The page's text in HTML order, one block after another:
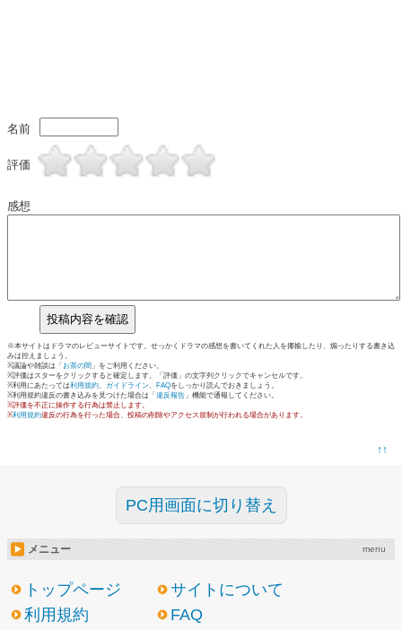
名前
評価
感想
※本サイトはドラマのレビューサイトです。せっかくドラマの感想を書いてくれた人を揶揄したり、煽ったりする書き込
みは控えましょう。
※議論や雑談は「 お茶の間 」をご利用ください。
※評価はスターをクリックすると確定します。「評価」の文字列クリックでキャンセルです。
※利用にあたっては利用規約、 ガイドライン、 FAQをしっかり読んでおきましょう。
※利用規約違反の書き込みを見つけた場合は「 違反報告 」機能で通報してください。
※評価を不正に操作する行為は禁止します。
※利用規約違反の行為を行った場合、投稿の削除やアクセス規制が行われる場合があります。
↑↑
PC用画面に切り替え
メニュー menu
トップページ
サイトについて
利用規約
FAQ